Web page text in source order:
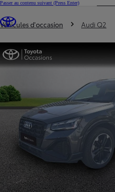
Passer au contenu suivant (Press Enter)
Trouvez un partenaire Toyota
Vous êtes ici
Véhicules d'occasion Audi Q2